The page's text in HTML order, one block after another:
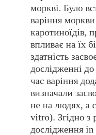
моркві. Було
варіння
каротиноїдів,
впливає на їх
здатність
дослідженні
час варіння
визначали
не на людях, а
vitro). Згідно з
дослідження